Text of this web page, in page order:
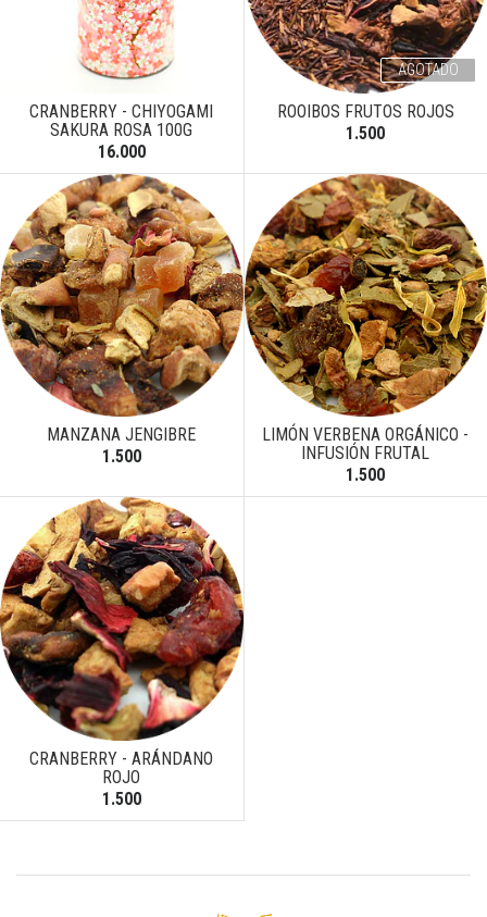
CRANBERRY - CHIYOGAMI
SAKURA ROSA 100G
16.000
AGOTADO
ROOIBOS FRUTOS ROJOS
1.500
MANZANA JENGIBRE
1.500
LIMÓN VERBENA ORGÁNICO -
INFUSIÓN FRUTAL
1.500
CRANBERRY - ARÁNDANO
ROJO
1.500